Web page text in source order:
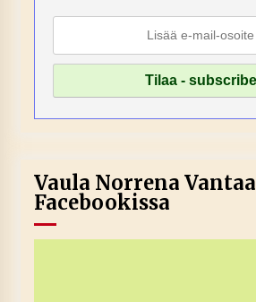
Vaula Norrena Vantaa
Facebookissa